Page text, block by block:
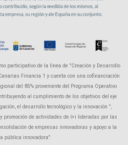
participativo de la línea de "Creación y Desarrollo
Financia 1 y cuenta con una cofinanciación
del 85% proveniente del Programa Operativo
al cumplimiento de los objetivos del eje
el desarrollo tecnológico y la innovación ",
promoción de actividades de I+i lideradas por las
de empresas innovadoras y apoyo a la
pública innovadora".